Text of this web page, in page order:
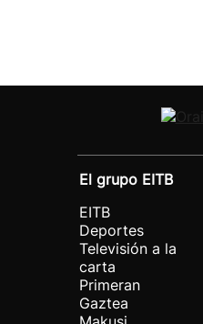
El grupo EITB
EITB
Deportes
Televisión a la
carta
Primeran
Gaztea